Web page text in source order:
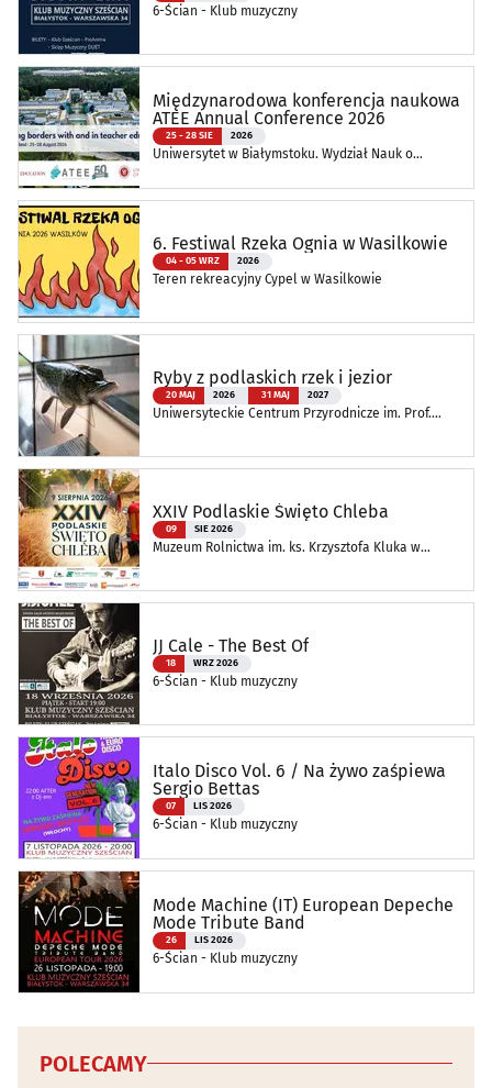
6-Ścian - Klub muzyczny
Międzynarodowa konferencja naukowa
ATEE Annual Conference 2026
25 - 28 SIE 2026
Uniwersytet w Białymstoku. Wydział Nauk o
6. Festiwal Rzeka Ognia w Wasilkowie
04 - 05 WRZ 2026
Teren rekreacyjny Cypel w Wasilkowie
Ryby z podlaskich rzek i jezior
20 MAJ 2026 31 MAJ 2027
Uniwersyteckie Centrum Przyrodnicze im. Prof.
XXIV Podlaskie Święto Chleba
09 SIE 2026
Muzeum Rolnictwa im. ks. Krzysztofa Kluka w
JJ Cale - The Best Of
18 WRZ 2026
6-Ścian - Klub muzyczny
Italo Disco Vol. 6 / Na żywo zaśpiewa
Sergio Bettas
07 LIS 2026
6-Ścian - Klub muzyczny
Mode Machine (IT) European Depeche
Mode Tribute Band
26 LIS 2026
6-Ścian - Klub muzyczny
POLECAMY